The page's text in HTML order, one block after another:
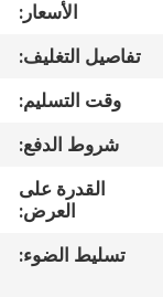
مراقبة
الجودة
اتصل
اطلب
الأسعار:
تفاصيل التغليف:
وقت التسليم:
شروط الدفع:
القدرة على
العرض:
تسليط الضوء: